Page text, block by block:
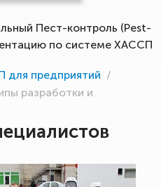
Пест-контроль (Pest-
по системе ХАССП
для предприятий /
разработки и